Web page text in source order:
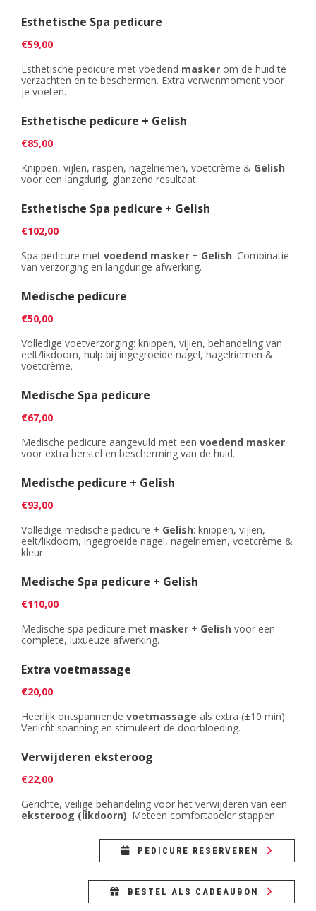
Nagels
Wimpers
Wenkbrauwen
Prijslijst
Reserveren
Huisregels
Privé Wellness met Massage
Behandeling of Massage
Cadeaubon
Esthetische Spa pedicure
€59,00
Esthetische pedicure met voedend masker om de huid te
verzachten en te beschermen. Extra verwenmoment voor
je voeten.
Esthetische pedicure + Gelish
€85,00
Knippen, vijlen, raspen, nagelriemen, voetcrème & Gelish
voor een langdurig, glanzend resultaat.
Esthetische Spa pedicure + Gelish
€102,00
Spa pedicure met voedend masker + Gelish. Combinatie
van verzorging en langdurige afwerking.
Medische pedicure
€50,00
Volledige voetverzorging: knippen, vijlen, behandeling van
eelt/likdoorn, hulp bij ingegroeide nagel, nagelriemen &
voetcrème.
Medische Spa pedicure
€67,00
Medische pedicure aangevuld met een voedend masker
voor extra herstel en bescherming van de huid.
Medische pedicure + Gelish
€93,00
Volledige medische pedicure + Gelish: knippen, vijlen,
eelt/likdoorn, ingegroeide nagel, nagelriemen, voetcrème &
kleur.
Medische Spa pedicure + Gelish
€110,00
Medische spa pedicure met masker + Gelish voor een
complete, luxueuze afwerking.
Extra voetmassage
€20,00
Heerlijk ontspannende voetmassage als extra (±10 min).
Verlicht spanning en stimuleert de doorbloeding.
Verwijderen eksteroog
€22,00
Gerichte, veilige behandeling voor het verwijderen van een
eksteroog (likdoorn). Meteen comfortabeler stappen.
PEDICURE RESERVEREN
BESTEL ALS CADEAUBON